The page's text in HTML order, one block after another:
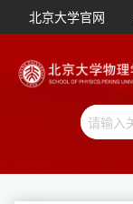
北京大学官网